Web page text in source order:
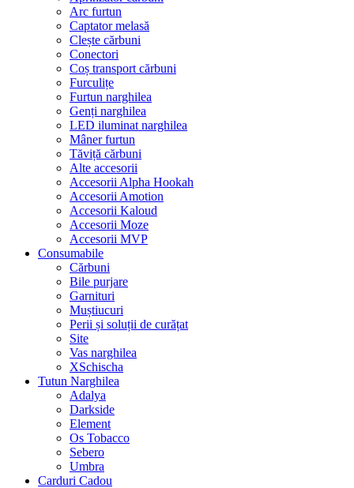
Arc furtun
Captator melasă
Clește cărbuni
Conectori
Coș transport cărbuni
Furculițe
Furtun narghilea
Genți narghilea
LED iluminat narghilea
Mâner furtun
Tăviță cărbuni
Alte accesorii
Accesorii Alpha Hookah
Accesorii Amotion
Accesorii Kaloud
Accesorii Moze
Accesorii MVP
Consumabile
Cărbuni
Bile purjare
Garnituri
Muștiucuri
Perii și soluții de curățat
Site
Vas narghilea
XSchischa
Tutun Narghilea
Adalya
Darkside
Element
Os Tobacco
Sebero
Umbra
Carduri Cadou